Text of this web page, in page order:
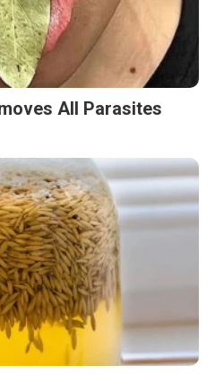
All Parasites